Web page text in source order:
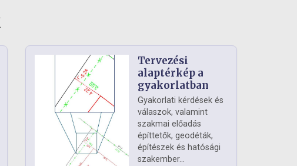
Tervezési
alaptérkép a
gyakorlatban
Gyakorlati kérdések és
válaszok, valamint
szakmai előadás
építtetők, geodéták,
építészek és hatósági
szakember...